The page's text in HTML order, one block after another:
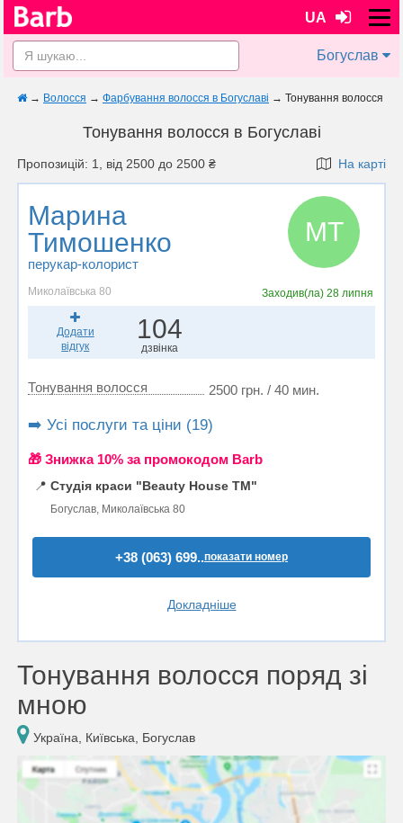
UA
Богуслав
→ Волосся → Фарбування волосся в Богуславі → Тонування волосся
Тонування волосся в Богуславі
Пропозицій: 1, від 2500 до 2500 ₴ На карті
Марина
Тимошенко
перукар-колорист
МТ
Миколаївська 80 Заходив(ла) 28 липня
Додати
відгук
104
дзвінка
Тонування волосся 2500 грн. / 40 мин.
➡️ Усі послуги та ціни (19)
🎁 Знижка 10% за промокодом Barb
📍 Студія краси "Beauty House TM"
Богуслав, Миколаївська 80
+38 (063) 699..показати номер
Докладніше
Тонування волосся поряд зі
мною
Україна, Київська, Богуслав